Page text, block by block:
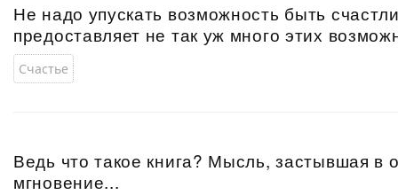
Не надо упускать возможность быть
предоставляет не так уж много этих
Счастье
Ведь что такое книга? Мысль, застывшая в
мгновение...